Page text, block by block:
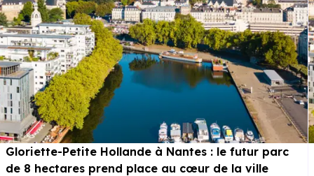
Gloriette-Petite Hollande à Nantes : le futur parc
de 8 hectares prend place au cœur de la ville